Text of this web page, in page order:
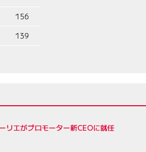
156
139
リエがプロモーター新CEOに就任